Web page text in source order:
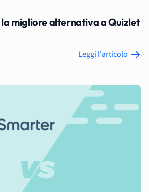
migliore alternativa a Quizlet
Leggi l'articolo